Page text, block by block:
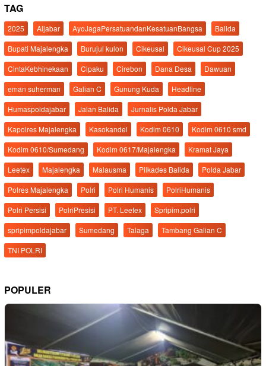
TAG
2025 Aljabar AyoJagaPersatuandanKesatuanBangsa
Balida
Bupati Majalengka
Burujul kulon Cikeusal
Cikeusal Cup 2025
CintaKebhinekaan
Cipaku Cirebon Dana Desa
Dawuan
eman suherman
Galian C Gunung Kuda
Headline
Humaspoldajabar
Jalan Balida
Jurnalis Polda Jabar
Kapolres Majalengka
Kasokandel Kodim 0610
Kodim 0610 smd
Kodim 0610/Sumedang
Kodim 0617/Majalengka
Kramat Jaya
Leetex
Majalengka Malausma Pilkades Balida
Polda Jabar
Polres Majalengka
Polri Polri Humanis
PolriHumanis
Polri Persisi
PolriPresisi PT. Leetex
Spripim.polri
spripimpoldajabar
Sumedang Talaga
Tambang Galian C
TNI POLRI
POPULER